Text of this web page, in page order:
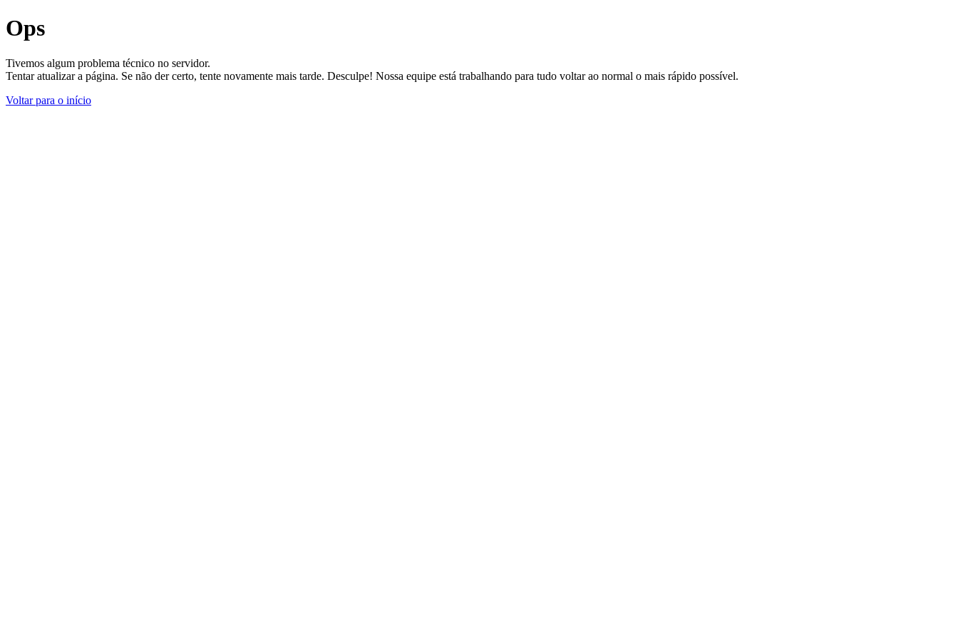
Ops
Tivemos algum problema técnico no servidor.
Tentar atualizar a página. Se não der certo, tente novamente mais tarde. Desculpe! Nossa equipe está trabalhando para tudo voltar ao normal o mais rápido possível.
Voltar para o início